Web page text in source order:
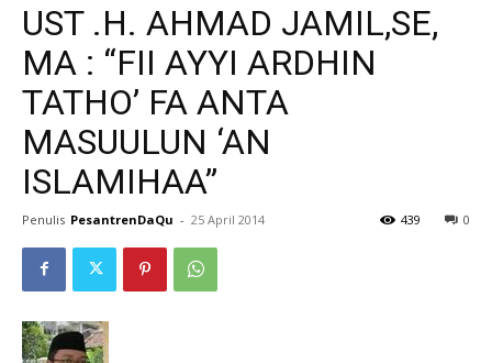
UST .H. AHMAD JAMIL,SE,
MA : “FII AYYI ARDHIN
TATHO’ FA ANTA
MASUULUN ‘AN
ISLAMIHAA”
Penulis PesantrenDaQu - 25 April 2014 0
439